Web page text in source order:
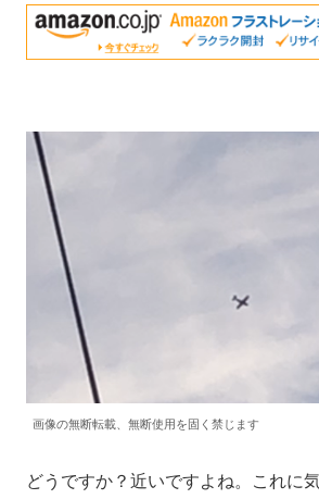
画像の無断転載、無断使用を固く禁じます
どうですか？近いですよね。これに